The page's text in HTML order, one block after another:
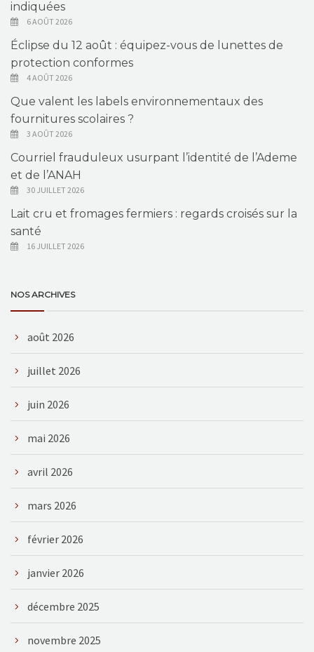
indiquées
6 AOÛT 2026
Éclipse du 12 août : équipez-vous de lunettes de
protection conformes
4 AOÛT 2026
Que valent les labels environnementaux des
fournitures scolaires ?
3 AOÛT 2026
Courriel frauduleux usurpant l’identité de l’Ademe
et de l’ANAH
30 JUILLET 2026
Lait cru et fromages fermiers : regards croisés sur la
santé
16 JUILLET 2026
NOS ARCHIVES
août 2026
juillet 2026
juin 2026
mai 2026
avril 2026
mars 2026
février 2026
janvier 2026
décembre 2025
novembre 2025